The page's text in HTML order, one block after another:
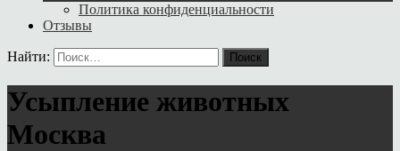
Политика конфиденциальности
Отзывы
Найти:
Усыпление животных
Москва